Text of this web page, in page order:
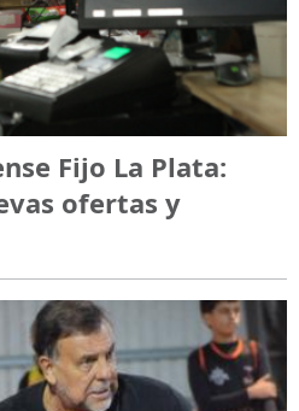
Fijo La Plata:
ofertas y